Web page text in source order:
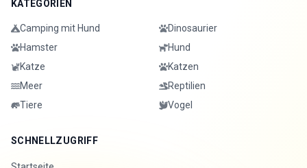
KATEGORIEN
Camping mit Hund
Dinosaurier
Hamster
Hund
Katze
Katzen
Meer
Reptilien
Tiere
Vogel
SCHNELLZUGRIFF